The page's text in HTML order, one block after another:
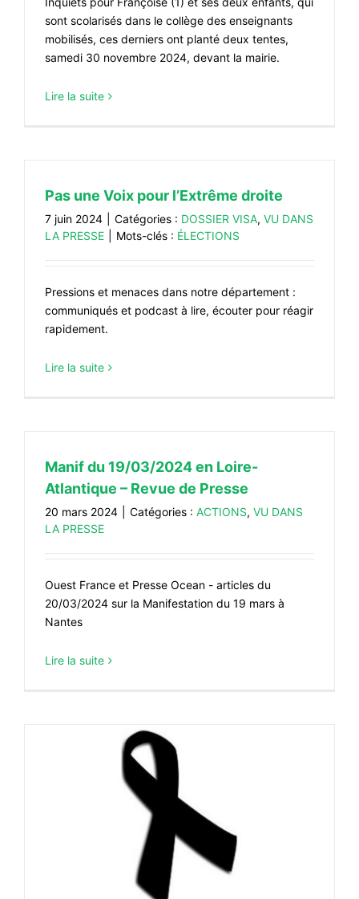
sont scolarisés dans le collège des enseignants
mobilisés, ces derniers ont planté deux tentes,
samedi 30 novembre 2024, devant la mairie.
Lire la suite
Pas une Voix pour l’Extrême droite
7 juin 2024 Catégories : DOSSIER VISA, VU DANS
LA PRESSE
Mots-clés : ÉLECTIONS
Pressions et menaces dans notre département :
communiqués et podcast à lire, écouter pour réagir
rapidement.
Lire la suite
Manif du 19/03/2024 en Loire-
Atlantique – Revue de Presse
20 mars 2024 Catégories : ACTIONS, VU DANS
LA PRESSE
Ouest France et Presse Ocean - articles du
20/03/2024 sur la Manifestation du 19 mars à
Nantes
Lire la suite